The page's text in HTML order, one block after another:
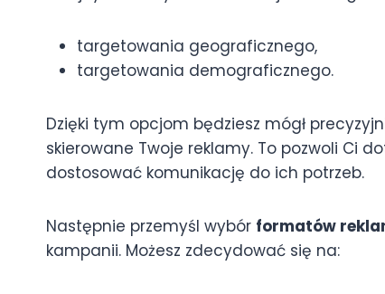
targetowania geograficznego,
targetowania demograficznego.
Dzięki tym opcjom będziesz mógł
skierowane Twoje reklamy. To pozwoli Ci
dostosować komunikację do ich potrzeb.
Następnie przemyśl wybór formatów
kampanii. Możesz zdecydować się na: